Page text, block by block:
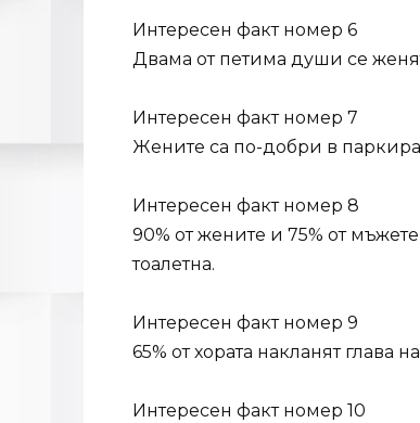
Интересен факт номер 6
Двама от петима души се
Интересен факт номер 7
Жените са по-добри в
Интересен факт номер 8
90% от жените и 75% от
тоалетна.
Интересен факт номер 9
65% от хората накланят глава
Интересен факт номер 10